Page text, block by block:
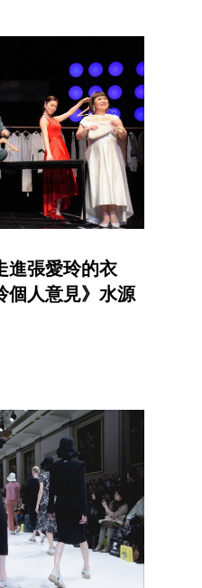
進張愛玲的衣
個人意見》水源